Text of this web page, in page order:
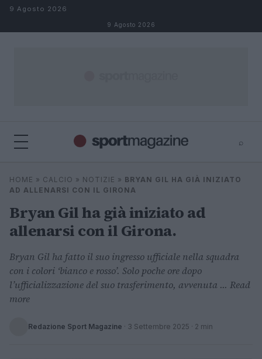
Salta al contenuto
9 Agosto 2026
9 Agosto 2026
⌕
Cerca
⌕
HOME » CALCIO » NOTIZIE » BRYAN GIL HA GIÀ INIZIATO
AD ALLENARSI CON IL GIRONA
Bryan Gil ha già iniziato ad
allenarsi con il Girona.
Bryan Gil ha fatto il suo ingresso ufficiale nella squadra
con i colori ‘bianco e rosso’. Solo poche ore dopo
l’ufficializzazione del suo trasferimento, avvenuta ... Read
more
Redazione Sport Magazine · 3 Settembre 2025 · 2 min